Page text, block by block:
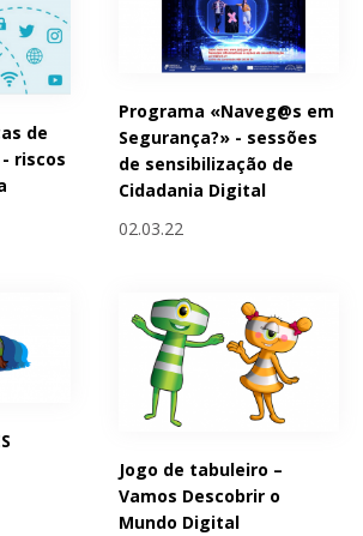
de
riscos
Programa «Naveg@s em
Segurança?» - sessões
de sensibilização de
Cidadania Digital
02.03.22
Jogo de tabuleiro –
Vamos Descobrir o
Mundo Digital